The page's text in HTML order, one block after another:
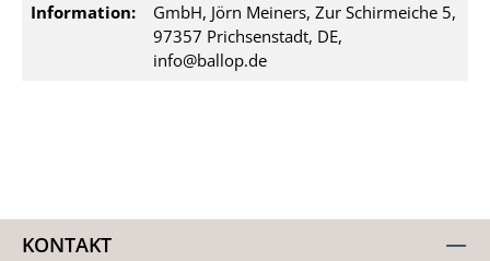
Information:
GmbH, Jörn Meiners, Zur Schirmeiche 5,
97357 Prichsenstadt, DE,
info@ballop.de
KONTAKT